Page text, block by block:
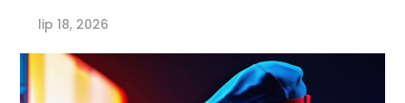
lip 18, 2026